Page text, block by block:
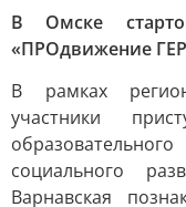
В Омске
«ПРОдвижение
В рамках
участники
социального
Варнавская